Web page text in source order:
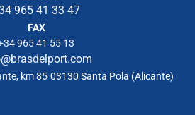
965 41 33 47
FAX
965 41 55 13
km 85 03130 Santa Pola (Alicante)